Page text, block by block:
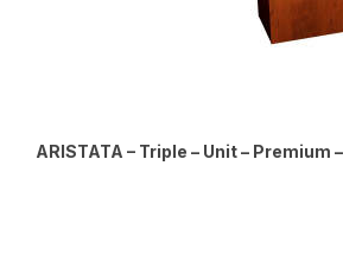
ARISTATA – Triple – Unit –